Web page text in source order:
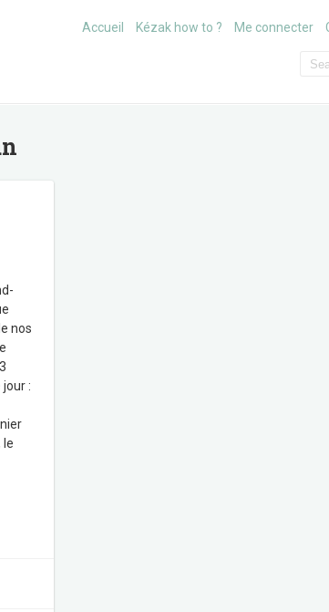
Accueil Kézak how to ? Me connecter
nos
:
le